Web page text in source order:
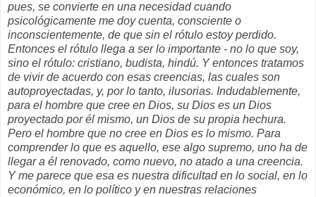
pues, se convierte en una necesidad cuando
psicológicamente me doy cuenta, consciente o
inconscientemente, de que sin el rótulo estoy perdido.
Entonces el rótulo llega a ser lo importante - no lo que soy,
sino el rótulo: cristiano, budista, hindú. Y entonces tratamos
de vivir de acuerdo con esas creencias, las cuales son
autoproyectadas, y, por lo tanto, ilusorias. Indudablemente,
para el hombre que cree en Dios, su Dios es un Dios
proyectado por él mismo, un Dios de su propia hechura.
Pero el hombre que no cree en Dios es lo mismo. Para
comprender lo que es aquello, ese algo supremo, uno ha de
llegar a él renovado, como nuevo, no atado a una creencia.
Y me parece que esa es nuestra dificultad en lo social, en lo
económico, en lo político y en nuestras relaciones